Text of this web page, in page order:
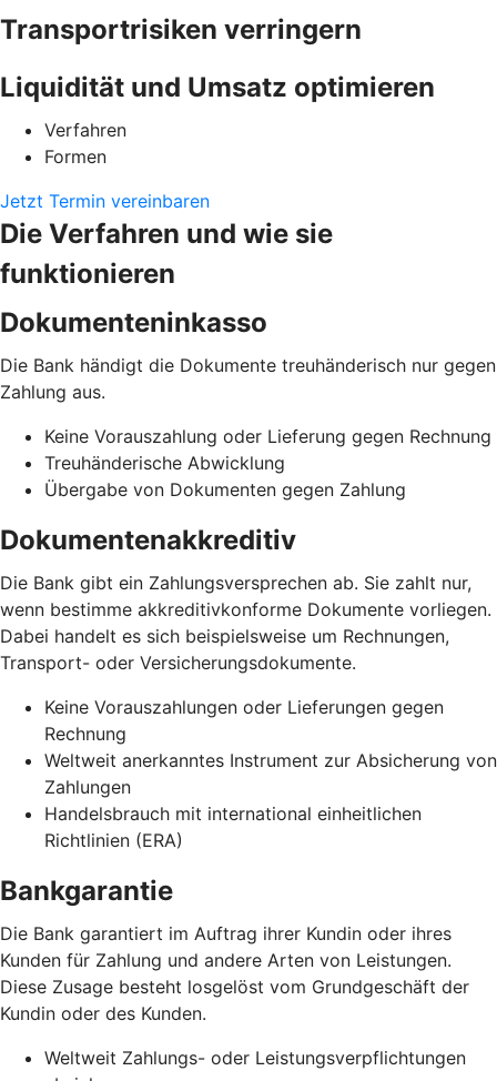
Transportrisiken verringern
Liquidität und Umsatz optimieren
Verfahren
Formen
Jetzt Termin vereinbaren
Die Verfahren und wie sie
funktionieren
Dokumenteninkasso
Die Bank händigt die Dokumente treuhänderisch nur gegen
Zahlung aus.
Keine Vorauszahlung oder Lieferung gegen Rechnung
Treuhänderische Abwicklung
Übergabe von Dokumenten gegen Zahlung
Dokumentenakkreditiv
Die Bank gibt ein Zahlungsversprechen ab. Sie zahlt nur,
wenn bestimme akkreditivkonforme Dokumente vorliegen.
Dabei handelt es sich beispielsweise um Rechnungen,
Transport- oder Versicherungsdokumente.
Keine Vorauszahlungen oder Lieferungen gegen
Rechnung
Weltweit anerkanntes Instrument zur Absicherung von
Zahlungen
Handelsbrauch mit international einheitlichen
Richtlinien (ERA)
Bankgarantie
Die Bank garantiert im Auftrag ihrer Kundin oder ihres
Kunden für Zahlung und andere Arten von Leistungen.
Diese Zusage besteht losgelöst vom Grundgeschäft der
Kundin oder des Kunden.
Weltweit Zahlungs- oder Leistungsverpflichtungen